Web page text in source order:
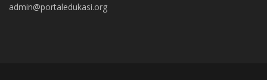
admin@portaledukasi.org